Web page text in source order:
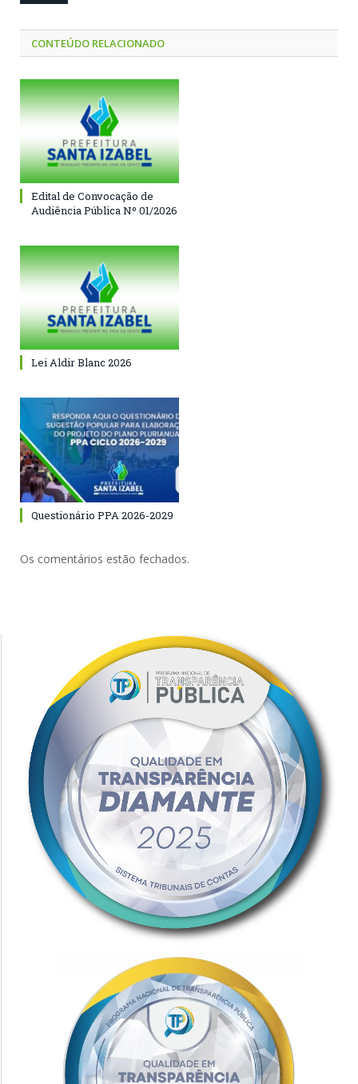
CONTEÚDO RELACIONADO
Edital de Convocação de
Audiência Pública Nº 01/2026
Lei Aldir Blanc 2026
Questionário PPA 2026-2029
Os comentários estão fechados.